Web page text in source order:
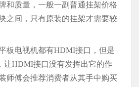
和质量，一般一副普通挂架价格
之间，只有原装的挂架才需要较
板电视机都有HDMI接口，但是
让HDMI接口没有发挥出它的作
师傅会推荐消费者从其手中购买